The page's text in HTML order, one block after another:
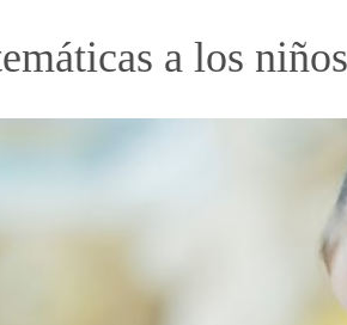
a los